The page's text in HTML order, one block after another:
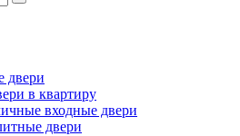
двери
в квартиру
входные двери
двери